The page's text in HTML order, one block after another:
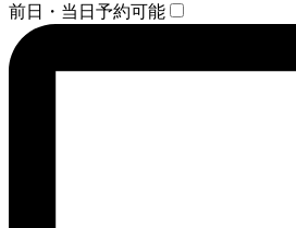
前日・当日予約可能